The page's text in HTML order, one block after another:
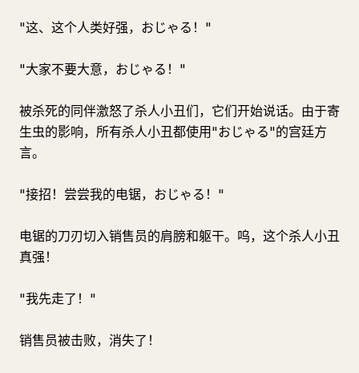
"这、这个人类好强，おじゃる！"
"大家不要大意，おじゃる！"
被杀死的同伴激怒了杀人小丑们，它们开始说话。由于寄
生虫的影响，所有杀人小丑都使用"おじゃる"的宫廷方
言。
"接招！尝尝我的电锯，おじゃる！"
电锯的刀刃切入销售员的肩膀和躯干。呜，这个杀人小丑
真强！
"我先走了！"
销售员被击败，消失了！